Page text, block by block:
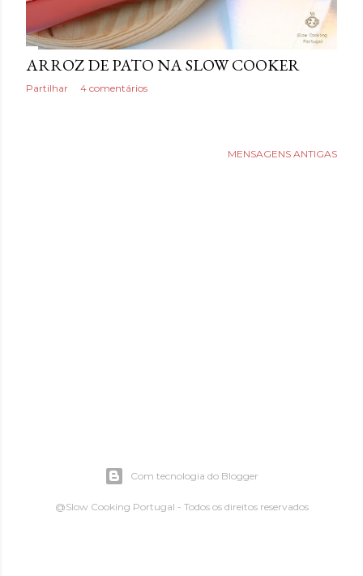
ARROZ DE PATO NA SLOW COOKER
Partilhar 4 comentários
MENSAGENS ANTIGAS
Com tecnologia do Blogger
@Slow Cooking Portugal - Todos os direitos reservados